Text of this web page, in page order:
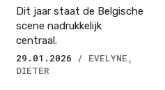
Dit jaar staat de Belgische
scene nadrukkelijk
centraal.
29.01.2026
/ EVELYNE,
DIETER